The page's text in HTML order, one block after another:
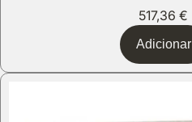
517,36€
Adicionar